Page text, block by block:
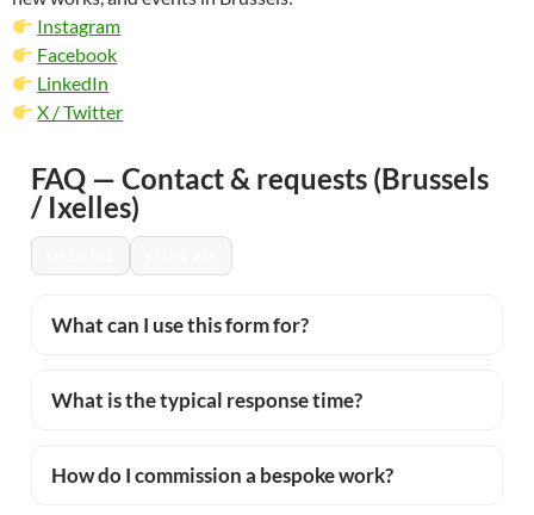
Instagram
Facebook
LinkedIn
X / Twitter
FAQ — Contact & requests (Brussels
/ Ixelles)
What can I use this form for?
What is the typical response time?
How do I commission a bespoke work?